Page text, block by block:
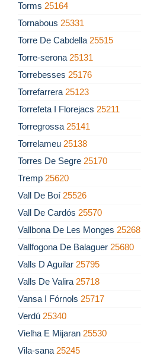
Torms 25164
Tornabous 25331
Torre De Cabdella 25515
Torre-serona 25131
Torrebesses 25176
Torrefarrera 25123
Torrefeta I Florejacs 25211
Torregrossa 25141
Torrelameu 25138
Torres De Segre 25170
Tremp 25620
Vall De Boí 25526
Vall De Cardós 25570
Vallbona De Les Monges 25268
Vallfogona De Balaguer 25680
Valls D Aguilar 25795
Valls De Valira 25718
Vansa I Fórnols 25717
Verdú 25340
Vielha E Mijaran 25530
Vila-sana 25245